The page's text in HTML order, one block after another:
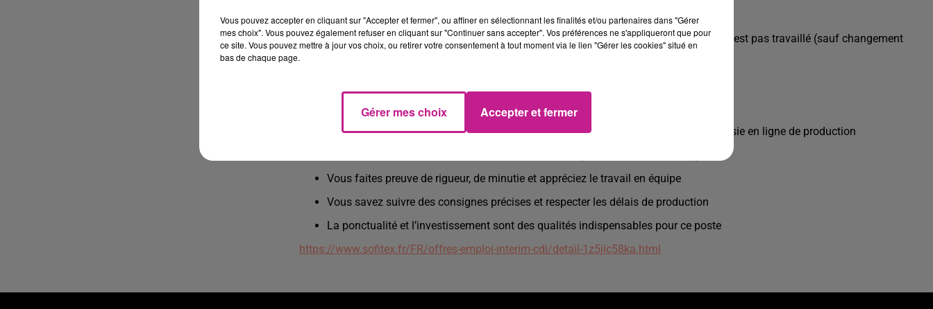
Indemnités de déplacement
Horaires de journée du lundi au jeudi inclus : 06H-12H/12H30-15H30. Le vendredi n'est pas travaillé (sauf changement
de planning en heures supplémentaires)
PROFIL RECHERCHÉ
Vous avez des connaissances en mécanique automobile, avec une expérience réussie en ligne de production
Vous faites preuve de rigueur, de minutie et appréciez le travail en équipe
Vous savez suivre des consignes précises et respecter les délais de production
La ponctualité et l’investissement sont des qualités indispensables pour ce poste
https://www.sofitex.fr/FR/offres-emploi-interim-cdi/detail-1z5jic58ka.html
Vous pouvez accepter en cliquant sur "Accepter et fermer", ou affiner en sélectionnant les finalités et/ou partenaires dans "Gérer
mes choix". Vous pouvez également refuser en cliquant sur "Continuer sans accepter". Vos préférences ne s'appliqueront que pour
ce site. Vous pouvez mettre à jour vos choix, ou retirer votre consentement à tout moment via le lien "Gérer les cookies" situé en
bas de chaque page.
Gérer mes choix Accepter et fermer